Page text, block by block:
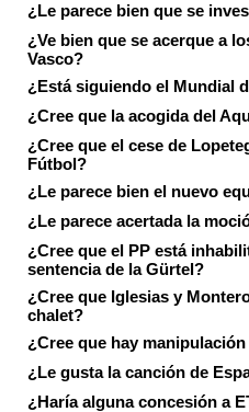
¿Le parece bien que se
¿Ve bien que se acerque a
Vasco?
¿Está siguiendo el Mundial
¿Cree que la acogida del
¿Cree que el cese de
Fútbol?
¿Le parece bien el nuevo
¿Le parece acertada la
¿Cree que el PP está
sentencia de la Gürtel?
¿Cree que Iglesias y
chalet?
¿Cree que hay
¿Le gusta la canción de
¿Haría alguna concesión a